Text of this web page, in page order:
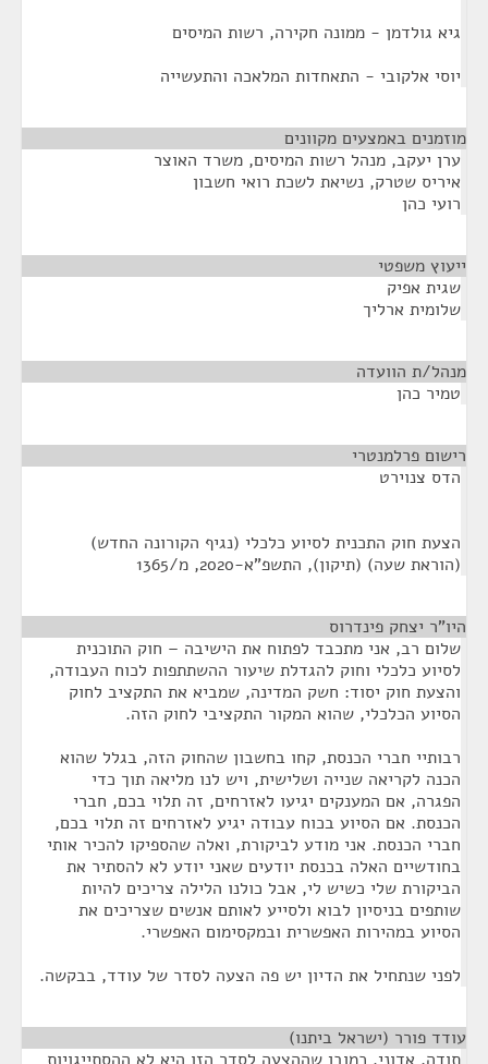
גיא גולדמן - ממונה חקירה, רשות המיסים
יוסי אלקובי - התאחדות המלאכה והתעשייה
מוזמנים באמצעים מקוונים
ערן יעקב, מנהל רשות המיסים, משרד האוצר
איריס שטרק, נשיאת לשכת רואי חשבון
רועי כהן
ייעוץ משפטי
שגית אפיק
שלומית ארליך
מנהל/ת הוועדה
טמיר כהן
רישום פרלמנטרי
הדס צנוירט
הצעת חוק התכנית לסיוע כלכלי (נגיף הקורונה החדש)
(הוראת שעה) (תיקון), התשפ"א-2020, מ/1365
היו"ר יצחק פינדרוס
שלום רב, אני מתכבד לפתוח את הישיבה – חוק התוכנית
לסיוע כלכלי וחוק להגדלת שיעור ההשתתפות לכוח העבודה,
והצעת חוק יסוד: חשק המדינה, שמביא את התקציב לחוק
הסיוע הכלכלי, שהוא המקור התקציבי לחוק הזה.
רבותיי חברי הכנסת, קחו בחשבון שהחוק הזה, בגלל שהוא
הכנה לקריאה שנייה ושלישית, ויש לנו מליאה תוך כדי
הפגרה, אם המענקים יגיעו לאזרחים, זה תלוי בכם, חברי
הכנסת. אם הסיוע בכוח עבודה יגיע לאזרחים זה תלוי בכם,
חברי הכנסת. אני מודע לביקורת, ואלה שהספיקו להכיר אותי
בחודשיים האלה בכנסת יודעים שאני יודע לא להסתיר את
הביקורת שלי כשיש לי, אבל כולנו הלילה צריכים להיות
שותפים בניסיון לבוא ולסייע לאותם אנשים שצריכים את
הסיוע במהירות האפשרית ובמקסימום האפשרי.
לפני שנתחיל את הדיון יש פה הצעה לסדר של עודד, בבקשה.
עודד פורר (ישראל ביתנו)